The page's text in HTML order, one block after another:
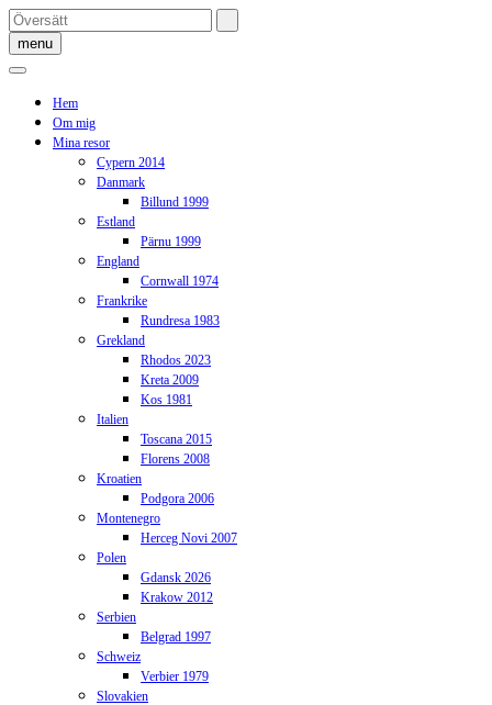
Skip
to
content
menu
Hem
Om mig
Mina resor
Cypern 2014
Danmark
Billund 1999
Estland
Pärnu 1999
England
Cornwall 1974
Frankrike
Rundresa 1983
Grekland
Rhodos 2023
Kreta 2009
Kos 1981
Italien
Toscana 2015
Florens 2008
Kroatien
Podgora 2006
Montenegro
Herceg Novi 2007
Polen
Gdansk 2026
Krakow 2012
Serbien
Belgrad 1997
Schweiz
Verbier 1979
Slovakien